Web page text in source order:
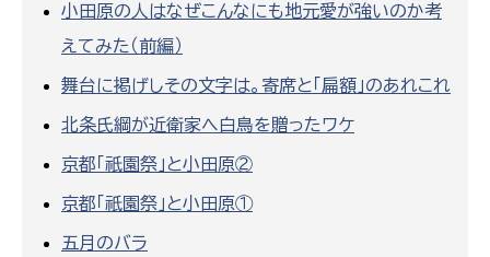
小田原の人はなぜこんなにも地元愛が強いのか考
えてみた（前編）
舞台に掲げしその文字は。寄席と「扁額」のあれこれ
北条氏綱が近衛家へ白鳥を贈ったワケ
京都「祇園祭」と小田原②
京都「祇園祭」と小田原①
五月のバラ